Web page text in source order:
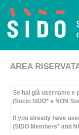
AREA
Se hai già username e
(Socio SIDO* e NON
If you already have
(SIDO Members* and